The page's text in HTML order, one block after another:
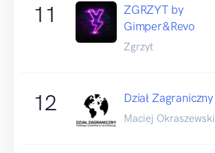
11
ZGRZYT by
Gimper&Revo
Zgrzyt
12 Dział Zagraniczny
Maciej Okraszewski